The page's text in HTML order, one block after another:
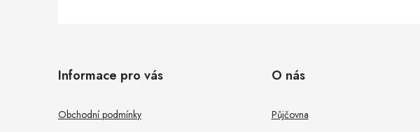
Informace pro vás
Obchodní podmínky
O nás
Půjčovna